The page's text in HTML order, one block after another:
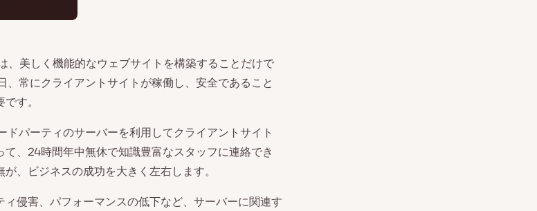
、美しく機能的なウェブサイトを構築することだけで
常にクライアントサイトが稼働し、安全であること
す。
ドパーティのサーバーを利用してクライアントサイト
て、24時間年中無休で知識豊富なスタッフに連絡でき
、ビジネスの成功を大きく左右します。
侵害、パフォーマンスの低下など、サーバーに関連す